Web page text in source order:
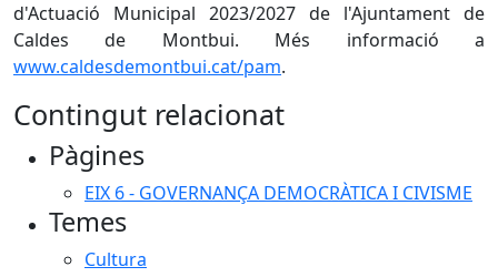
d'Actuació Municipal 2023/2027 de l'Ajuntament de
Caldes de Montbui. Més informació a
www.caldesdemontbui.cat/pam.
Contingut relacionat
Pàgines
EIX 6 - GOVERNANÇA DEMOCRÀTICA I CIVISME
Temes
Cultura